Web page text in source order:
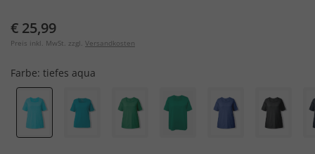
€ 25,99
Preis inkl. MwSt. zzgl. Versandkosten
Farbe: tiefes aqua